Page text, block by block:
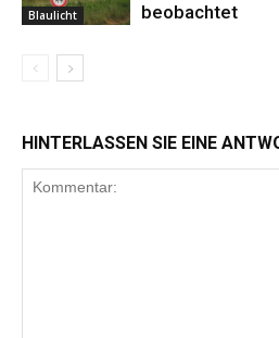
Blaulicht
beobachtet
HINTERLASSEN SIE EINE